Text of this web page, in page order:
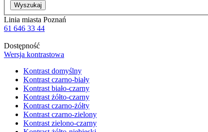
Wyszukaj
Linia miasta Poznań
61 646 33 44
Dostępność
Wersja kontrastowa
Kontrast domyślny
Kontrast czarno-biały
Kontrast biało-czarny
Kontrast żółto-czarny
Kontrast czarno-żółty
Kontrast czarno-zielony
Kontrast zielono-czarny